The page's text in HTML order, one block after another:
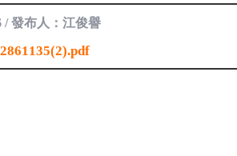
/ 發布人：江俊譽